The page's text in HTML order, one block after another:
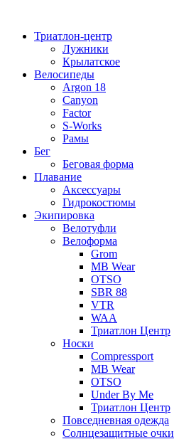
содержимому
Триатлон-центр
Лужники
Крылатское
Велосипеды
Argon 18
Canyon
Factor
S-Works
Рамы
Бег
Беговая форма
Плавание
Аксессуары
Гидрокостюмы
Экипировка
Велотуфли
Велоформа
Grom
MB Wear
OTSO
SBR 88
VTR
WAA
Триатлон Центр
Носки
Compressport
MB Wear
OTSO
Under By Me
Триатлон Центр
Повседневная одежда
Солнцезащитные очки